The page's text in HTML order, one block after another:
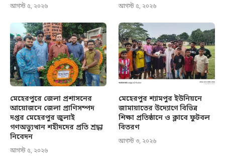
আগস্ট ৫, ২০২৬ আগস্ট ৫, ২০২৬
মেহেরপুরে জেলা প্রশাসনের
আয়োজনে জেলা প্রাণিসম্পদ
দপ্তর মেহেরপুর জুলাই
গণঅভ্যুত্থান শহীদদের প্রতি শ্রদ্ধা
নিবেদন
আগস্ট ৫, ২০২৬
মেহেরপুর শ্যামপুর ইউনিয়নে
জামায়াতের উদ্যোগে বিভিন্ন
শিক্ষা প্রতিষ্ঠানে ও ক্লাবে ফুটবল
বিতরণ
আগস্ট ৩, ২০২৬